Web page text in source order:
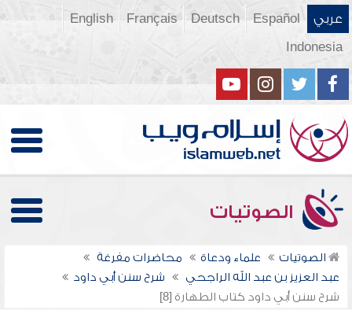
عربي Español
Deutsch
Français
English
Indonesia
الصوتيات
الصوتيات علماء ودعاة
محاضرات مفرغة
عبد العزيز بن عبد الله الراجحي
شرح سنن أبي داود
شرح سنن أبي داود كتاب الطهارة [8]